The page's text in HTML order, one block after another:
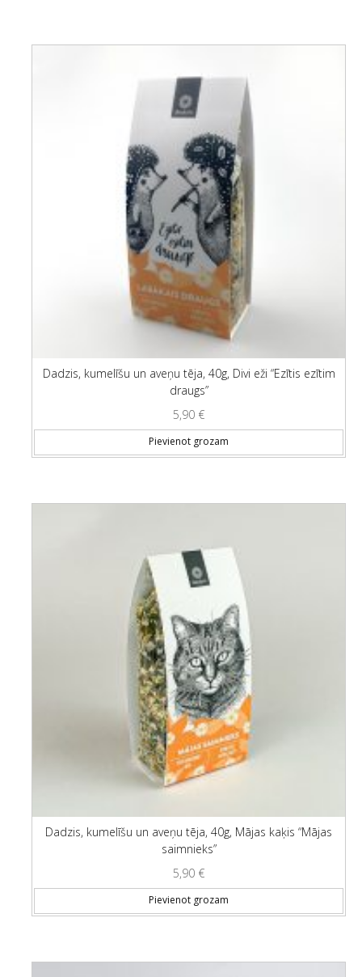
Dadzis, kumelīšu un aveņu tēja, 40g, Divi eži “Ezītis ezītim
draugs”
5,90 €
Pievienot grozam
Dadzis, kumelīšu un aveņu tēja, 40g, Mājas kaķis “Mājas
saimnieks”
5,90 €
Pievienot grozam